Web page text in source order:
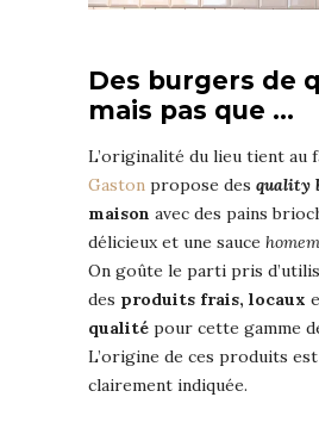
Des burgers de
mais pas que …
L’originalité du lieu tient au
Gaston propose des quality
maison avec des pains
délicieux et une sauce
On goûte le parti pris
des produits frais, locaux
qualité pour cette gamme
L’origine de ces produits est
clairement indiquée.